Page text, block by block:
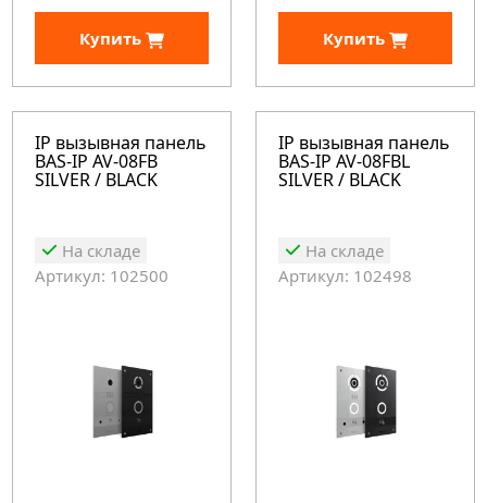
Купить Купить
IP вызывная панель
BAS-IP AV-08FB
SILVER / BLACK
На складе
Артикул: 102500
IP вызывная панель
BAS-IP AV-08FBL
SILVER / BLACK
На складе
Артикул: 102498